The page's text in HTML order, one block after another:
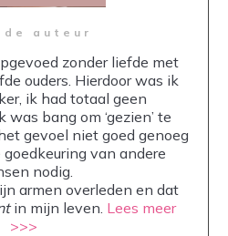
de auteur
zonder liefde met
ouders. Hierdoor was ik
ik had totaal geen
bang om ‘gezien’ te
gevoel niet goed genoeg
van andere
nodig.
armen overleden en dat
in mijn leven. Lees meer
>>>